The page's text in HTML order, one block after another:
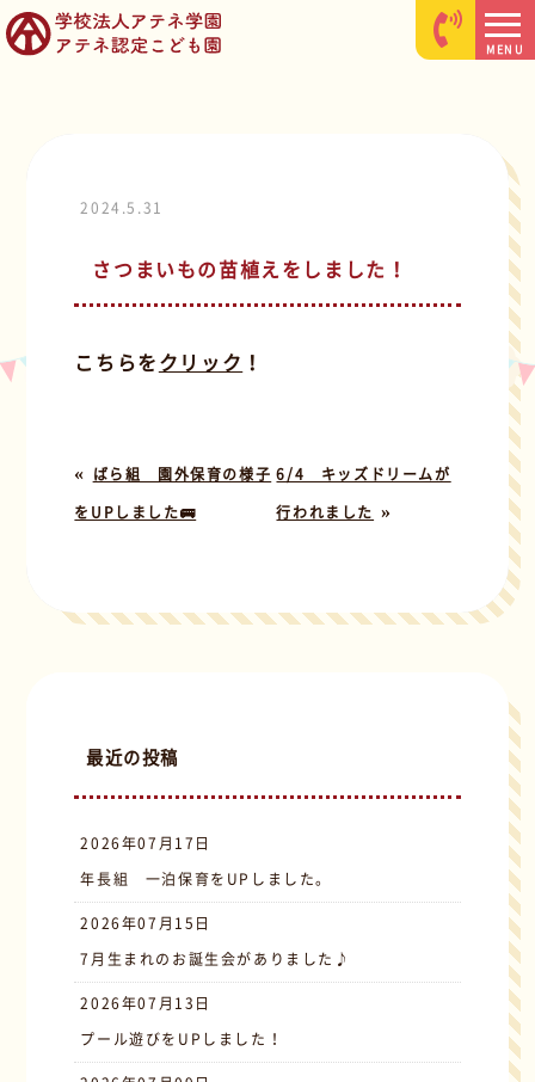
MENU
2024.5.31
さつまいもの苗植えをしました！
こちらをクリック ！
« ばら組 園外保育の様子
をUPしました🚌
6/4 キッズドリームが
行われました »
最近の投稿
2026年07月17日
年長組 一泊保育をUPしました。
2026年07月15日
7月生まれのお誕生会がありました♪
2026年07月13日
プール遊びをUPしました！